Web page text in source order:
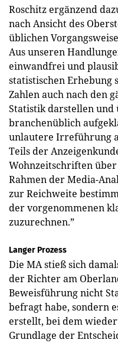
Roschitz ergänzend
nach Ansicht des
üblichen
Aus unseren
einwandfrei und
statistischen Erhebung
Zahlen auch nach den
Statistik darstellen und
branchenüblich
unlautere Irreführung
Teils der
Wohnzeitschriften
Rahmen der Media-
zur Reichweite
der vorgenommenen
zuzurechnen.”
Langer Prozess
Die MA stieß sich
der Richter am
Beweisführung nicht
befragt habe, sondern
erstellt, bei dem
Grundlage der